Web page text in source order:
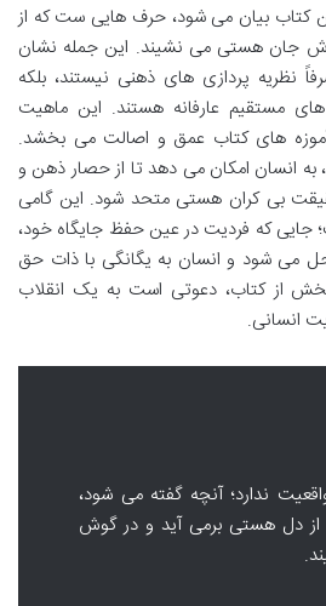
کتاب بیان می شود، حرف هایی ست که از
جان هستی می نشیند. این جمله نشان
نظریه پردازی های ذهنی نیستند، بلکه
مستقیم عارفانه هستند. این ماهیت
های کتاب عمق و اصالت می بخشد.
انسان امکان می دهد تا از حصار ذهن و
بی کران هستی متحد شود. این گامی
جایی که فردیت در عین حفظ جایگاه خود،
می شود و انسان به یگانگی با ذات حق
از کتاب، دعوتی است به یک انقلاب
انسانی.
ندارد؛ آنچه گفته می شود،
دل هستی برمی آید و در گوش